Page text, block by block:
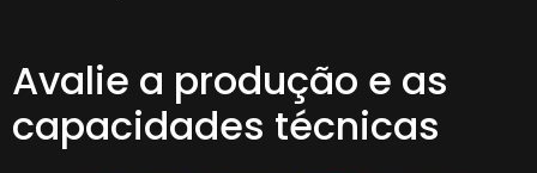
Avalie a produção e as
capacidades técnicas